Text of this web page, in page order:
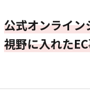
公式オンライン
視野に入れた